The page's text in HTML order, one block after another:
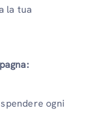
la tua
ogni